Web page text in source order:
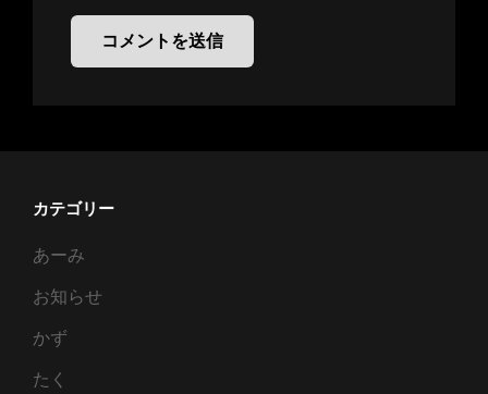
カテゴリー
あーみ
お知らせ
かず
たく